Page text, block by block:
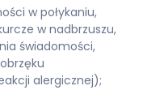
w połykaniu,
w nadbrzuszu,
świadomości,
alergicznej);